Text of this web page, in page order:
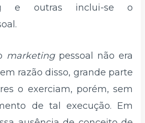
e outras inclui-se o
marketingpessoal não era
razão disso, grande parte
o exerciam, porém, sem
de tal execução. Em